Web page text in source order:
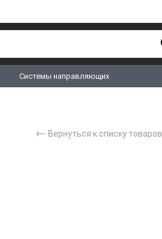
Системы направляющих
← Вернуться к списку товаров